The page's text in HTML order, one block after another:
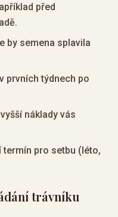
před
by semena splavila
prvních týdnech po
náklady vás
termín pro setbu (léto,
trávníku